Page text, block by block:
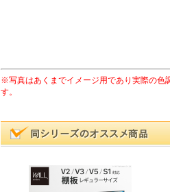
※写真はあくまでイメージ用であり実際の色
す。